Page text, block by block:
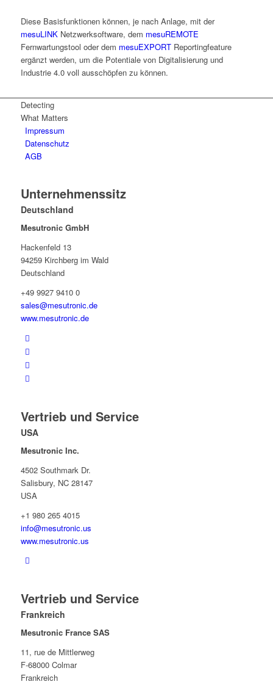
Diese Basisfunktionen können, je nach Anlage, mit der
mesuLINKNetzwerksoftware, dem mesuREMOTE
Fernwartungstool oder dem mesuEXPORTReportingfeature
ergänzt werden, um die Potentiale von Digitalisierung und
Industrie 4.0 voll ausschöpfen zu können.
Detecting
What Matters
Impressum
Datenschutz
AGB
Unternehmenssitz
Deutschland
Mesutronic GmbH
Hackenfeld 13
94259 Kirchberg im Wald
Deutschland
+49 9927 9410 0
sales@mesutronic.de
www.mesutronic.de
Vertrieb und Service
USA
Mesutronic Inc.
4502 Southmark Dr.
Salisbury, NC 28147
USA
+1 980 265 4015
info@mesutronic.us
www.mesutronic.us
Vertrieb und Service
Frankreich
Mesutronic France SAS
11, rue de Mittlerweg
F-68000 Colmar
Frankreich